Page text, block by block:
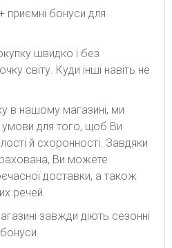
приємні бонуси для
швидко і без
світу. Куди інші навіть не
в нашому магазині, ми
умови для того, щоб Ви
й схоронності. Завдяки
Ви можете
доставки, а також
речей.
завжди діють сезонні